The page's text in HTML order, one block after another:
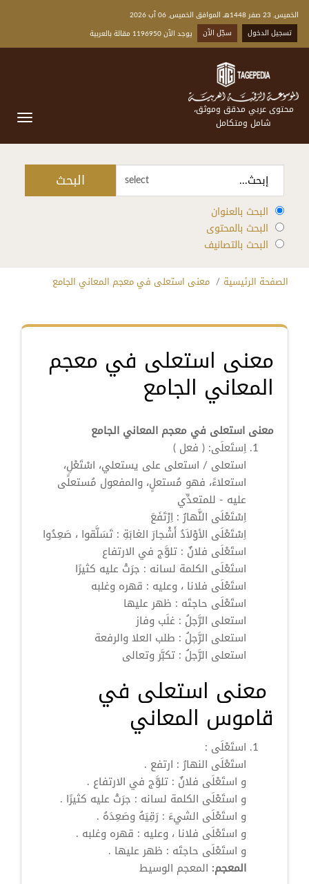
الخميس, 23 صفر 1448هـ الموافق الخميس, 06 آب 2026
تسجيل الدخول
سجّل الآن يوجد الآن 1196950 مقالة بالعربية
محتوى عربي مدقق وموثق،
شامل ومتكامل
select البحث
البحث بالعنوان
البحث بالمحتوى
البحث بالتصانيف
الصفحة الرئيسية معنى استعلى في معجم المعاني الجامع
معنى استعلى في معجم
المعاني الجامع
معنى استعلى في معجم المعاني الجامع
اِستَعلَى: ( فعل )
استعلى / استعلى على يستعلي، اسْتَعْلِ،
استعلاءً، فهو مُستعلٍ، والمفعول مُستعلًى
عليه - للمتعدِّي
اِسْتَعْلَى النَّهارُ : اِرْتَفَعَ
اِسْتَعْلَى الأوْلاَدُ أَشْجارَ الغابَةِ : تَسَلَّقوا ، صَعِدُوا
استَعْلَى فلانٌ : تلوَّج في الارتفاع
استَعْلَى الكلمة لسانه : جرَتْ عليه كثيرًا
استَعْلَى فلانا ، وعليه : قهره وغلبه
استَعْلَى حاجتَه : ظهر عليها
استعلى الرَّجلُ : غلَب وفاز
استعلى الرَّجلُ : طلب العلا والرفعة
استعلى الرَّجلُ : تكبَّر وتعالى
معنى استعلى في
قاموس المعاني
استَعْلَى :
استَعْلَى النهارُ : ارتفع .
و استَعْلَى فلانٌ : تلوَّج في الارتفاع .
و استَعْلَى الكلمة لسانه : جرَتْ عليه كثيرًا .
و استَعْلَى الشيءَ : رَقِيَهُ وصَعِدَهُ .
و استَعْلَى فلانا ، وعليه : قهره وغلبه .
و استَعْلَى حاجتَه : ظهر عليها .
المعجم: المعجم الوسيط